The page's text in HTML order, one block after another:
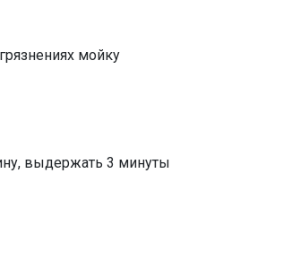
мойку
выдержать 3 минуты